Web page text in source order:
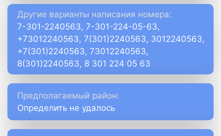
Другие варианты написания номера:
7-301-2240563, 7-301-224-05-63,
+73012240563, 7(301)2240563, 3012240563,
+7(301)2240563, 73012240563,
8(301)2240563, 8 301 224 05 63
Предполагаемый район:
Определить не удалось